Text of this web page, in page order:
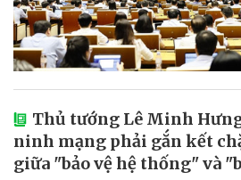
Thủ tướng Lê Minh
ninh mạng phải gắn kết
giữa "bảo vệ hệ thống" và